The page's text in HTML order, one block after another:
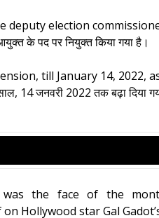
deputy election
के पद पर नियुक्त किया गया है।
till January 14, 2022,
14 जनवरी 2022 तक बढ़ा दिया
the face of the
Hollywood star Gal